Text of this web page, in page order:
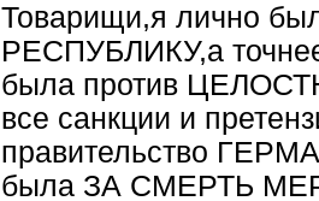
Товарищи,я лично
РЕСПУБЛИКУ,а точнее
была против
все санкции и
правительство
была ЗА СМЕРТЬ